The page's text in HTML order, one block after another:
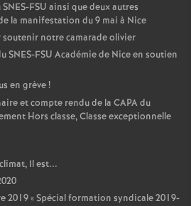
FSU ainsi que deux autres
la manifestation du 9 mai à Nice
soutenir notre camarade olivier
SNES-FSU Académie de Nice en soutien
en grève!
et compte rendu de la CAPA du
Hors classe, Classe exceptionnelle
Il est...
2019 «Spécial formation syndicale 2019-